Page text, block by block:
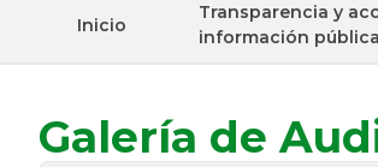
Inicio
Transparencia y
información pública
Galería de